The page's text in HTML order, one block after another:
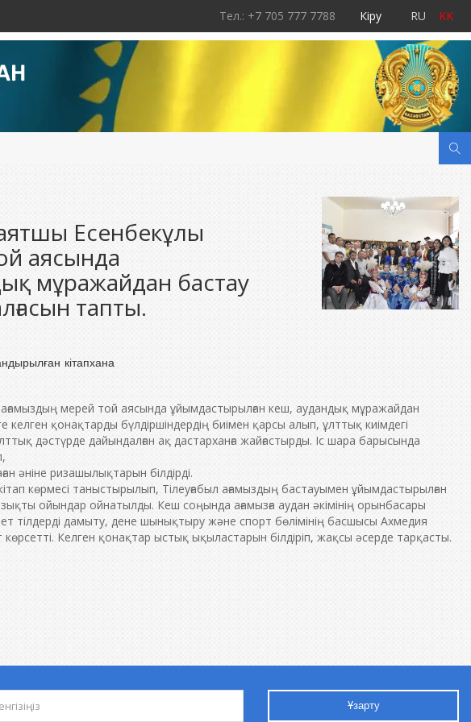
Тел.: +7 705 777 7788 Кіру RU KK
Есенбекұлы
аясында
мұражайдан бастау
тапты.
кітапхана
ағамыздың мерей той аясында ұйымдастырылған кеш, аудандық мұражайдан
қонақтарды бүлдіршіндердің биімен қарсы алып, ұлттық киімдегі
дәстүрде дайындалған ақ дастарханға жайғастырды. Іс шара барысында
әніне ризашылықтарын білдірді.
көрмесі таныстырылып, Тілеуғабыл ағамыздың бастауымен ұйымдастырылған
ойындар ойнатылды. Кеш соңында ағамызға аудан әкімінің орынбасары
дамыту, дене шынықтыру және спорт бөлімінің басшысы Ахмедия
Келген қонақтар ыстық ықыластарын білдіріп, жақсы әсерде тарқасты.
Ұзарту